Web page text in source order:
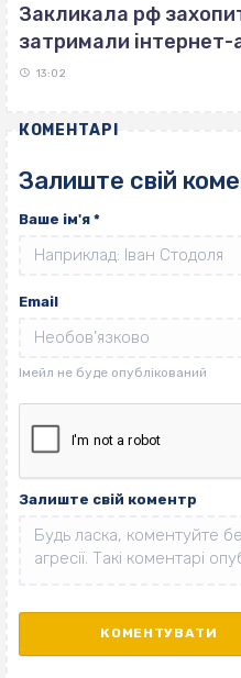
Закликала рф
затримали інтернет-
13:02
КОМЕНТАРІ
Залиште свій
Ваше ім'я *
Email
Залиште свій коментр